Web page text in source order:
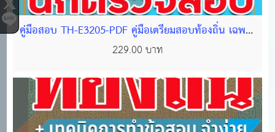
คู่มือสอบ TH-E3205-PDF คู่มือเตรียมสอบท้องถิ่น เฉพาะ
ตำแหน่งนักวิชาการตรวจสอบภายใน(ฉบับสมบูรณ์)
229.00 บาท